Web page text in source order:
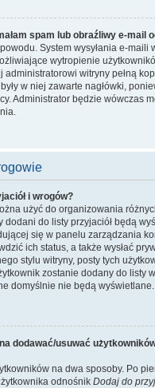
spam lub obraźliwy e-mail
System wysyłania e-maili
wytropienie
administratorowi witryny pełną
w niej zawarte nagłówki,
Administrator będzie wówczas
i wrogów?
użyć do organizowania
dodani do listy przyjaciół będą
się w panelu zarządzania
ich status, a także wysłać
stylu witryny, posty tych
zostanie dodany do listy
domyślnie nie będą wyświetlane.
dodawać/usuwać
na dwa sposoby. Po
odnośnik Dodaj do